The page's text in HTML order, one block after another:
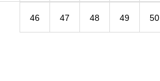
46 47 48 49 50